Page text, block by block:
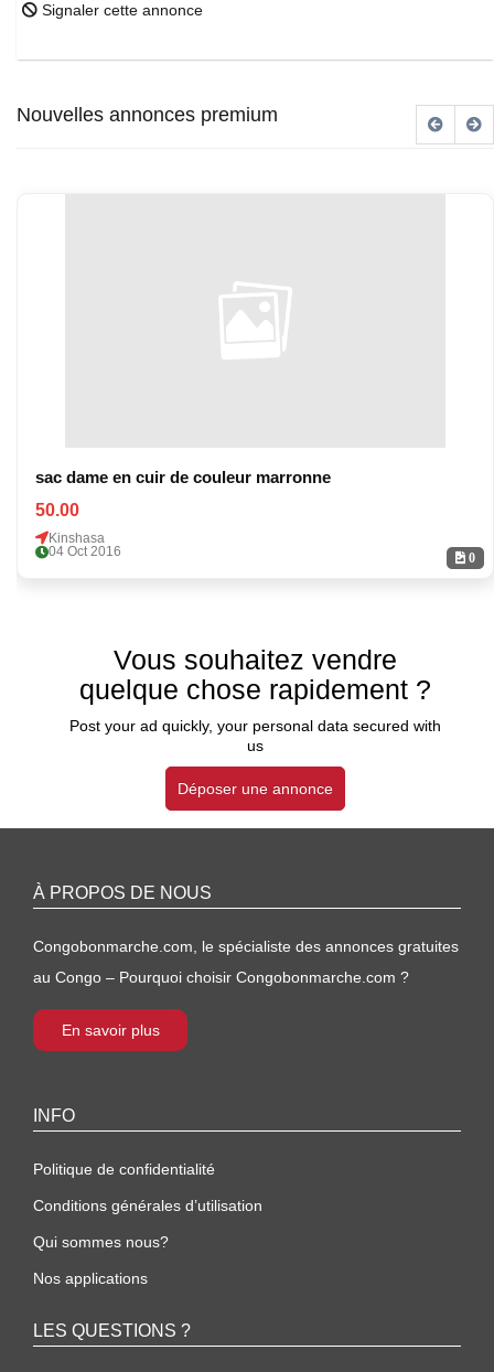
Signaler cette annonce
Nouvelles annonces premium
0
sac dame en cuir de couleur marronne
50.00
Kinshasa
04 Oct 2016
Vous souhaitez vendre
quelque chose rapidement ?
Post your ad quickly, your personal data secured with
us
Déposer une annonce
À PROPOS DE NOUS
Congobonmarche.com, le spécialiste des annonces gratuites
au Congo – Pourquoi choisir Congobonmarche.com ?
En savoir plus
INFO
Politique de confidentialité
Conditions générales d’utilisation
Qui sommes nous?
Nos applications
LES QUESTIONS ?